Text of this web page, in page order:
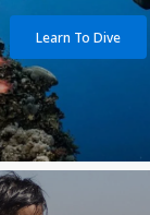
Learn To Dive